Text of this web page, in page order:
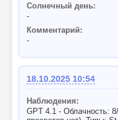
Солнечный день:
-
Комментарий:
-
18.10.2025 10:54
Наблюдения:
GPT 4.1 - Облачность: